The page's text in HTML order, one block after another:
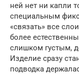
ней нет ни капли
специальным
«связать» все
более
слишком густым,
Изделие сразу
подводка